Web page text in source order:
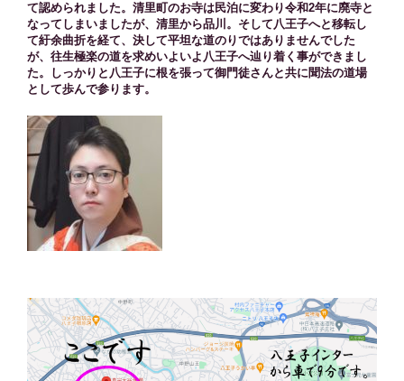
て認められました。清里町のお寺は民泊に変わり令和2年に廃寺と
なってしまいましたが、清里から品川。そして八王子へと移転し
て紆余曲折を経て、決して平坦な道のりではありませんでした
が、往生極楽の道を求めいよいよ八王子へ辿り着く事ができまし
た。しっかりと八王子に根を張って御門徒さんと共に聞法の道場
として歩んで参ります。